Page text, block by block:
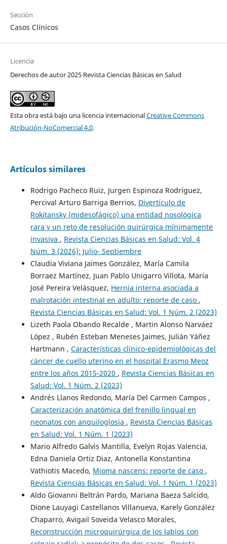
Sección
Casos Clínicos
Licencia
Derechos de autor 2025 Revista Ciencias Básicas en Salud
Esta obra está bajo una licencia internacionalCreative Commons
Atribución-NoComercial 4.0.
Artículos similares
Rodrigo Pacheco Ruiz, Jurgen Espinoza Rodríguez,
Percival Arturo Barriga Berrios, Divertículo de
Rokitansky (midesofágico) una entidad nosológica
rara y un reto de resolución quirúrgica mínimamente
invasiva , Revista Ciencias Básicas en Salud: Vol. 4
Núm. 3 (2026): Julio- Septiembre
Claudia Viviana Jaimes González, María Camila
Borraez Martínez, Juan Pablo Unigarro Villota, María
José Pereira Velásquez, Hernia interna asociada a
malrotación intestinal en adulto: reporte de caso ,
Revista Ciencias Básicas en Salud: Vol. 1 Núm. 2 (2023)
Lizeth Paola Obando Recalde , Martin Alonso Narváez
López , Rubén Esteban Meneses Jaimes, Julián Yáñez
Hartmann , Características clínico-epidemiológicas del
cáncer de cuello uterino en el hospital Erasmo Meoz
entre los años 2015-2020 , Revista Ciencias Básicas en
Salud: Vol. 1 Núm. 2 (2023)
Andrés Llanos Redondo, María Del Carmen Campos ,
Caracterización anatómica del frenillo lingual en
neonatos con anquiloglosia , Revista Ciencias Básicas
en Salud: Vol. 1 Núm. 1 (2023)
Mario Alfredo Galvis Mantilla, Evelyn Rojas Valencia,
Edna Daniela Ortiz Diaz, Antonella Konstantina
Vathiotis Macedo, Mioma nascens: reporte de caso ,
Revista Ciencias Básicas en Salud: Vol. 1 Núm. 1 (2023)
Aldo Giovanni Beltrán Pardo, Mariana Baeza Salcido,
Dione Lauyagi Castellanos Villanueva, Karely González
Chaparro, Avigail Soveida Velasco Morales,
Reconstrucción microquirúrgica de los labios con